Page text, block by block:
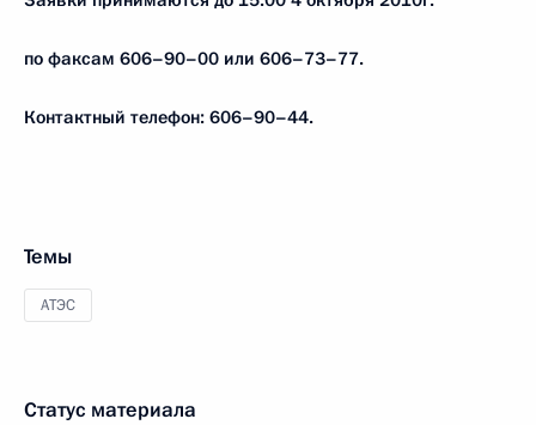
по факсам 606–90–00 или 606–73–77.
Контактный телефон: 606–90–44.
Темы
АТЭС
Статус материала